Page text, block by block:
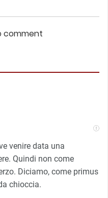
comment
venire data una
Quindi non come
Diciamo, come primus
chioccia.